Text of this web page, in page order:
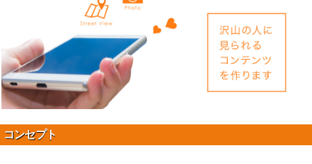
コンセプト